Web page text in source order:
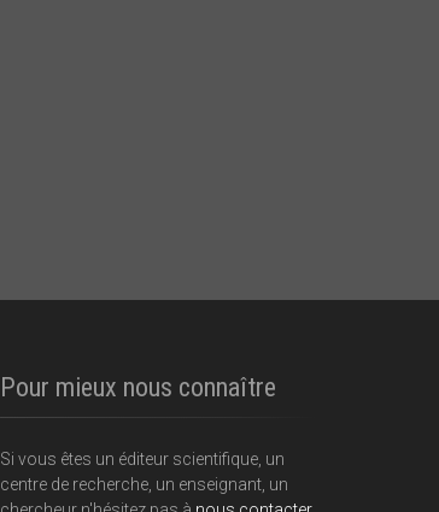
Pour mieux nous connaître
Si vous êtes un éditeur scientifique, un
centre de recherche, un enseignant, un